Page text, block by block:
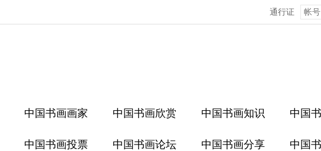
通行证
中国书画画家 中国书画欣赏 中国书画知识 中国
中国书画投票 中国书画论坛 中国书画分享 中国